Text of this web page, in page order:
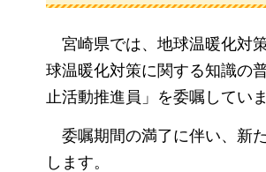
宮崎県では、地球温暖化対
球温暖化対策に関する知識の
止活動推進員」を委嘱していま
委嘱期間の満了に伴い、新
します。